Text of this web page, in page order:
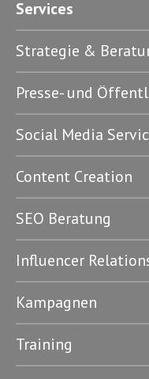
Services
Strategie &
Presse- und
Social Media
Content Creation
SEO Beratung
Influencer
Kampagnen
Training